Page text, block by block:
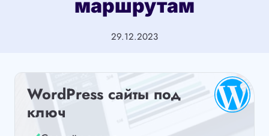
маршрутам
29.12.2023
WordPress сайты под
ключ